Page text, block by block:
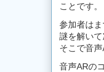
ことです。
参加者は
謎を解い
そこで音
音声ARの